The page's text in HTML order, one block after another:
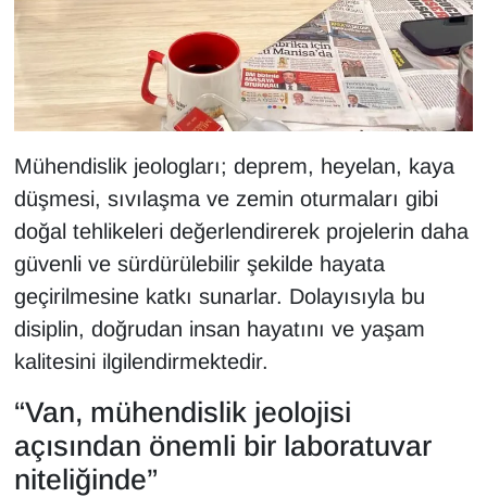
Mühendislik jeologları; deprem, heyelan, kaya
düşmesi, sıvılaşma ve zemin oturmaları gibi
doğal tehlikeleri değerlendirerek projelerin daha
güvenli ve sürdürülebilir şekilde hayata
geçirilmesine katkı sunarlar. Dolayısıyla bu
disiplin, doğrudan insan hayatını ve yaşam
kalitesini ilgilendirmektedir.
“Van, mühendislik jeolojisi
açısından önemli bir laboratuvar
niteliğinde”